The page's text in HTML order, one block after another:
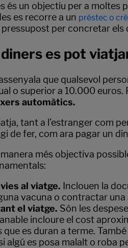
és un objectiu per a
es recorre a un préstec o
per concretar els
es pot
que qualsevol
o superior a 10.000 euros.
automàtics.
tant a l’estranger com
de fer, com ara pagar un
més objectiva
al viatge. Inclouen la
vacuna o contractar
el viatge. Són les
incloure el cost
es duran a terme.
algú es posa malalt o roba